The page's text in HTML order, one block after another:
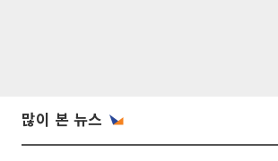
많이 본 뉴스